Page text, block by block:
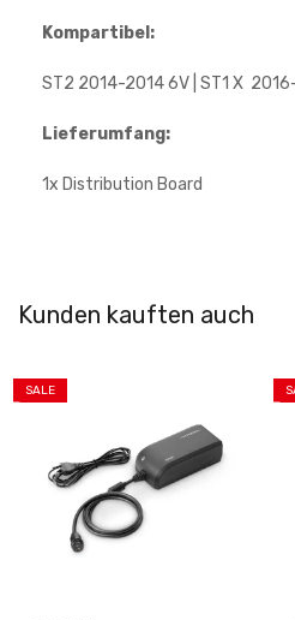
Kompartibel:
ST2 2014-2014 6V | ST1 X
Lieferumfang:
1x Distribution Board
Kunden kauften auch
SALE